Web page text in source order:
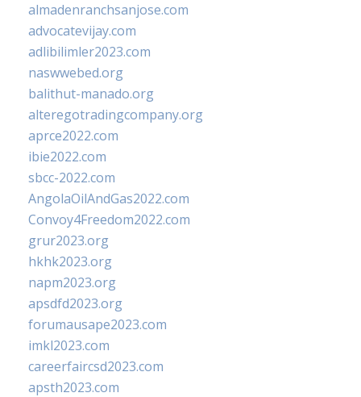
almadenranchsanjose.com
advocatevijay.com
adlibilimler2023.com
naswwebed.org
balithut-manado.org
alteregotradingcompany.org
aprce2022.com
ibie2022.com
sbcc-2022.com
AngolaOilAndGas2022.com
Convoy4Freedom2022.com
grur2023.org
hkhk2023.org
napm2023.org
apsdfd2023.org
forumausape2023.com
imkl2023.com
careerfaircsd2023.com
apsth2023.com